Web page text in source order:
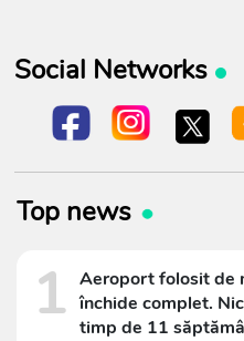
Social Networks
Top news
1 Aeroport folosit de
închide complet.
timp de 11